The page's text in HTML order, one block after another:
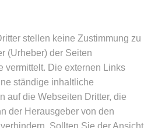
stellen keine Zustimmung zu
(Urheber) der Seiten
vermittelt. Die externen Links
ständige inhaltliche
auf die Webseiten Dritter, die
der Herausgeber von den
Sollten Sie der Ansicht